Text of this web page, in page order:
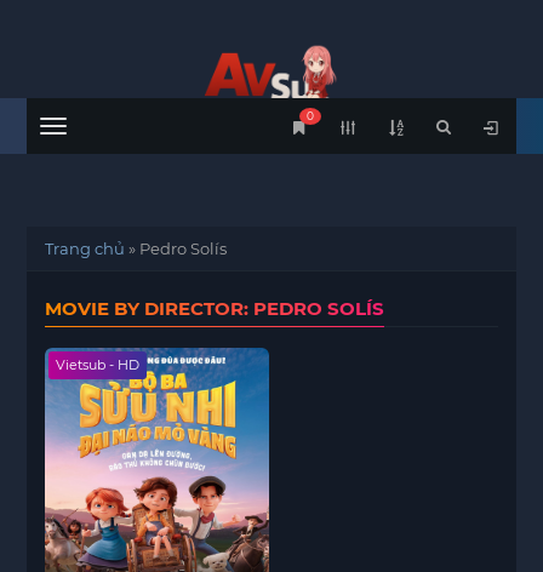
Menu
0
Trang chủ » Pedro Solís
MOVIE BY DIRECTOR: PEDRO SOLÍS
Vietsub - HD